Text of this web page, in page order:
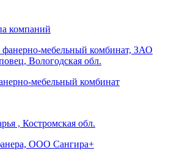
компаний
мебельный комбинат
, Костромская обл.